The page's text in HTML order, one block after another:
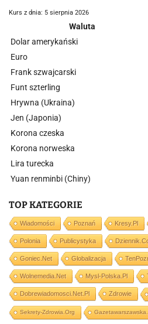
Kurs z dnia: 5 sierpnia 2026
Waluta
Dolar amerykański
Euro
Frank szwajcarski
Funt szterling
Hrywna (Ukraina)
Jen (Japonia)
Korona czeska
Korona norweska
Lira turecka
Yuan renminbi (Chiny)
TOP KATEGORIE
Wiadomości Poznań Kresy.pl
Polonia Publicystyka
Goniec.net Globalizacja
Wolnemedia.net Mysl-Polska.pl
Dobrewiadomosci.net.pl Zdrowie
Sekrety-Zdrowia.org